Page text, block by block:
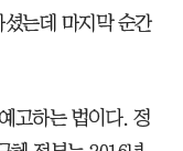
는데 마지막 순간
고하는 법이다. 정